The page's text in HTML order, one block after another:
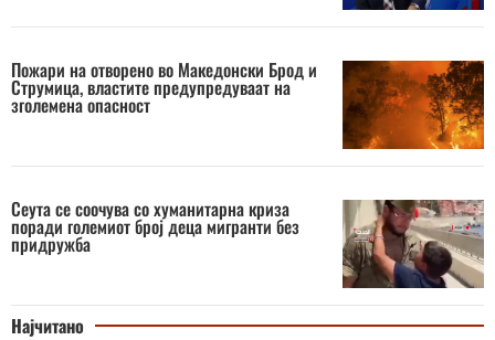
Пожари на отворено во Македонски Брод и
Струмица, властите предупредуваат на
зголемена опасност
Сеута се соочува со хуманитарна криза
поради големиот број деца мигранти без
придружба
Најчитано